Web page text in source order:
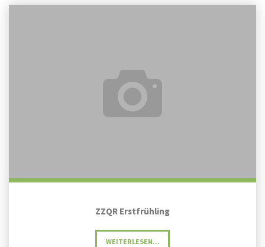
ZZQR Erstfrühling
WEITERLESEN..."ZZQR